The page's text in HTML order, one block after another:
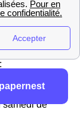
de 8h00 à
17h30
à Coaraze
3404. Ce
samedi de